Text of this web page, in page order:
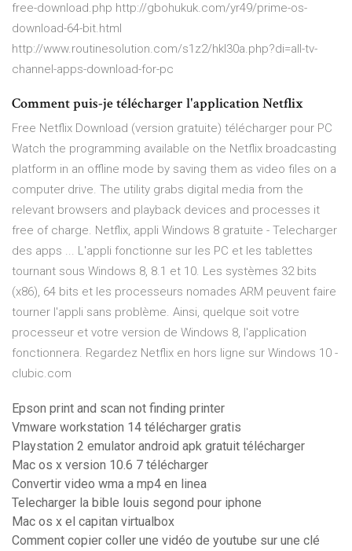
free-download.php http://gbohukuk.com/yr49/prime-os-
download-64-bit.html
http://www.routinesolution.com/s1z2/hkl30a.php?di=all-tv-
channel-apps-download-for-pc
Comment puis-je télécharger l'application Netflix
Free Netflix Download (version gratuite) télécharger pour PC
Watch the programming available on the Netflix broadcasting
platform in an offline mode by saving them as video files on a
computer drive. The utility grabs digital media from the
relevant browsers and playback devices and processes it
free of charge. Netflix, appli Windows 8 gratuite - Telecharger
des apps ... L'appli fonctionne sur les PC et les tablettes
tournant sous Windows 8, 8.1 et 10. Les systèmes 32 bits
(x86), 64 bits et les processeurs nomades ARM peuvent faire
tourner l'appli sans problème. Ainsi, quelque soit votre
processeur et votre version de Windows 8, l'application
fonctionnera. Regardez Netflix en hors ligne sur Windows 10 -
clubic.com
Epson print and scan not finding printer
Vmware workstation 14 télécharger gratis
Playstation 2 emulator android apk gratuit télécharger
Mac os x version 10.6 7 télécharger
Convertir video wma a mp4 en linea
Telecharger la bible louis segond pour iphone
Mac os x el capitan virtualbox
Comment copier coller une vidéo de youtube sur une clé